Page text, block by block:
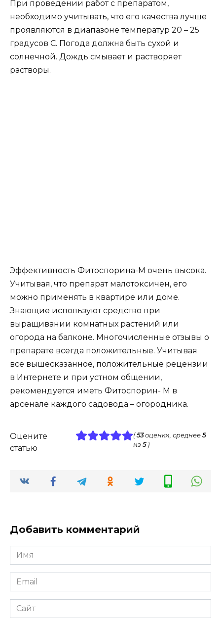
При проведении работ с препаратом,
необходимо учитывать, что его качества лучше
проявляются в диапазоне температур 20 – 25
градусов С. Погода должна быть сухой и
солнечной. Дождь смывает и растворяет
растворы.
Эффективность Фитоспорина-М очень высока.
Учитывая, что препарат малотоксичен, его
можно применять в квартире или доме.
Знающие используют средство при
выращивании комнатных растений или
огорода на балконе. Многочисленные отзывы о
препарате всегда положительные. Учитывая
все вышесказанное, положительные рецензии
в Интернете и при устном общении,
рекомендуется иметь Фитоспорин- М в
арсенале каждого садовода – огородника.
Оцените
статью
(53оценки, среднее5
из5)
Добавить комментарий
Имя
*
Email
*
Сайт